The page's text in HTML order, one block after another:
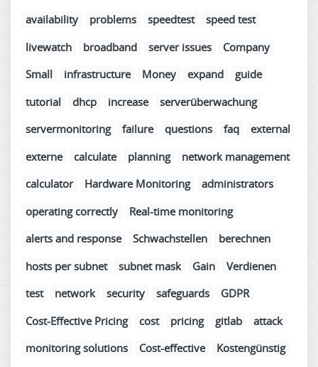
availability
problems speedtest
speed test
livewatch
broadband server issues
Company
Small
infrastructure Money expand
guide
tutorial
dhcp increase
serverüberwachung
servermonitoring
failure questions faq
external
externe
calculate planning
network management
calculator
Hardware Monitoring
administrators
operating correctly
Real-time monitoring
alerts and response
Schwachstellen
berechnen
hosts per subnet
subnet mask Gain
Verdienen
test
network security safeguards
GDPR
Cost-Effective Pricing
cost pricing gitlab
attack
monitoring solutions
Cost-effective
Kostengünstig